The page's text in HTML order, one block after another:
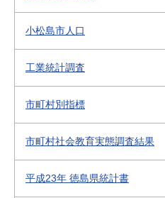
小松島市人口
工業統計調査
市町村別指標
市町村社会教育実態調査結果
平成23年 徳島県統計書